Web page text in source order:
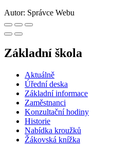
Autor: Správce Webu
Základní škola
Aktuálně
Úřední deska
Základní informace
Zaměstnanci
Konzultační hodiny
Historie
Nabídka kroužků
Žákovská knížka